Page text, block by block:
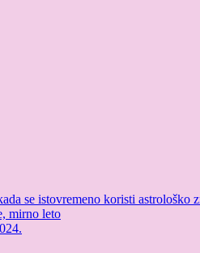
se istovremeno koristi
mirno leto